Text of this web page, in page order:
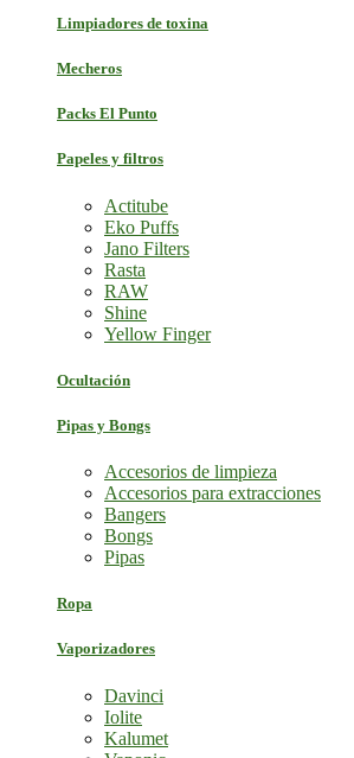
Limpiadores de toxina
Mecheros
Packs El Punto
Papeles y filtros
Actitube
Eko Puffs
Jano Filters
Rasta
RAW
Shine
Yellow Finger
Ocultación
Pipas y Bongs
Accesorios de limpieza
Accesorios para extracciones
Bangers
Bongs
Pipas
Ropa
Vaporizadores
Davinci
Iolite
Kalumet